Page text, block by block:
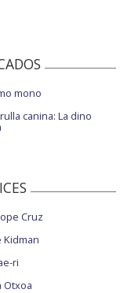
mono
canina: La dino
Cruz
Kidman
ri
Otxoa